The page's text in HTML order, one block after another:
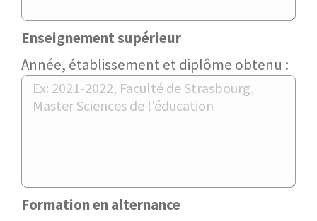
Enseignement supérieur
Année, établissement et diplôme obtenu :
Formation en alternance